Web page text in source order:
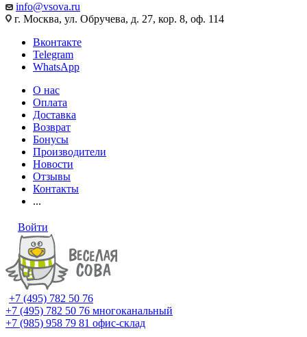
info@vsova.ru
г. Москва, ул. Обручева, д. 27, кор. 8, оф. 114
Вконтакте
Telegram
WhatsApp
О нас
Оплата
Доставка
Возврат
Бонусы
Производители
Новости
Отзывы
Контакты
...
Войти
+7 (495) 782 50 76
+7 (495) 782 50 76 многоканальный
+7 (985) 958 79 81 офис-склад